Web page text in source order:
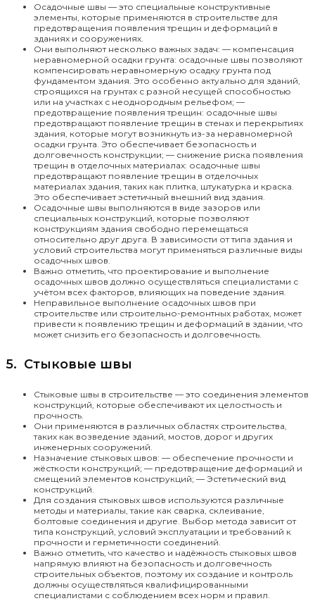
Осадочные швы — это специальные конструктивные
элементы, которые применяются в строительстве для
предотвращения появления трещин и деформаций в
зданиях и сооружениях.
Они выполняют несколько важных задач: — компенсация
неравномерной осадки грунта: осадочные швы позволяют
компенсировать неравномерную осадку грунта под
фундаментом здания. Это особенно актуально для зданий,
строящихся на грунтах с разной несущей способностью
или на участках с неоднородным рельефом; —
предотвращение появления трещин: осадочные швы
предотвращают появление трещин в стенах и перекрытиях
здания, которые могут возникнуть из-за неравномерной
осадки грунта. Это обеспечивает безопасность и
долговечность конструкции; — снижение риска появления
трещин в отделочных материалах: осадочные швы
предотвращают появление трещин в отделочных
материалах здания, таких как плитка, штукатурка и краска.
Это обеспечивает эстетичный внешний вид здания.
Осадочные швы выполняются в виде зазоров или
специальных конструкций, которые позволяют
конструкциям здания свободно перемещаться
относительно друг друга. В зависимости от типа здания и
условий строительства могут применяться различные виды
осадочных швов.
Важно отметить, что проектирование и выполнение
осадочных швов должно осуществляться специалистами с
учётом всех факторов, влияющих на поведение здания.
Неправильное выполнение осадочных швов при
строительстве или строительно-ремонтных работах, может
привести к появлению трещин и деформаций в здании, что
может снизить его безопасность и долговечность.
5. Стыковые швы
Стыковые швы в строительстве — это соединения элементов
конструкций, которые обеспечивают их целостность и
прочность.
Они применяются в различных областях строительства,
таких как возведение зданий, мостов, дорог и других
инженерных сооружений.
Назначение стыковых швов: — обеспечение прочности и
жёсткости конструкций; — предотвращение деформаций и
смещений элементов конструкций; — Эстетический вид
конструкций.
Для создания стыковых швов используются различные
методы и материалы, такие как сварка, склеивание,
болтовые соединения и другие. Выбор метода зависит от
типа конструкций, условий эксплуатации и требований к
прочности и герметичности соединений.
Важно отметить, что качество и надёжность стыковых швов
напрямую влияют на безопасность и долговечность
строительных объектов, поэтому их создание и контроль
должны осуществляться квалифицированными
специалистами с соблюдением всех норм и правил.